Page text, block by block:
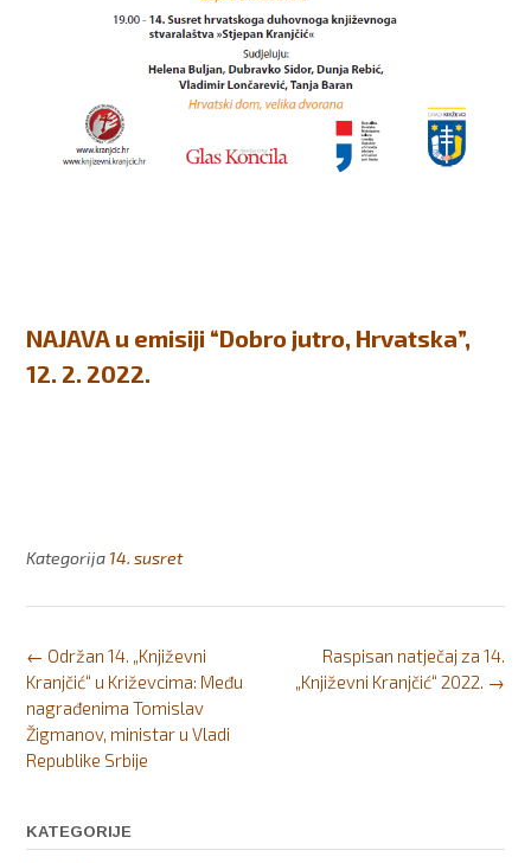
NAJAVA u emisiji “Dobro jutro, Hrvatska”,
12. 2. 2022.
Kategorija 14. susret
Post
navigation
Raspisan natječaj za 14.
„Književni Kranjčić“ 2022. →
← Održan 14. „Književni
Kranjčić“ u Križevcima: Među
nagrađenima Tomislav
Žigmanov, ministar u Vladi
Republike Srbije
KATEGORIJE